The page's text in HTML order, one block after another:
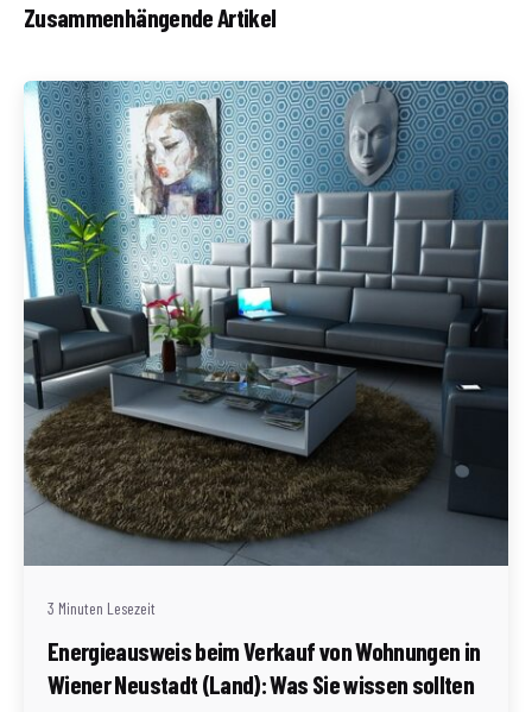
Zusammenhängende Artikel
Geschrieben von
Redaktion Immofragen Wiener Neustadt Stadt /
Land
3 Minuten Lesezeit
Energieausweis beim Verkauf von Wohnungen in
Wiener Neustadt (Land): Was Sie wissen sollten